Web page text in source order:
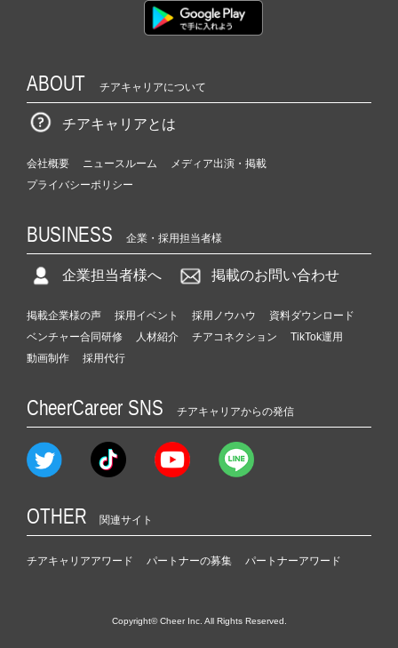
ABOUT チアキャリアについて
チアキャリアとは
会社概要 ニュースルーム
メディア出演・掲載
プライバシーポリシー
BUSINESS 企業・採用担当者様
企業担当者様へ 掲載のお問い合わせ
掲載企業様の声 採用イベント 採用ノウハウ
資料ダウンロード
ベンチャー合同研修
人材紹介 チアコネクション
TikTok運用
動画制作
採用代行
CheerCareer SNS チアキャリアからの発信
OTHER 関連サイト
チアキャリアアワード パートナーの募集 パートナーアワード
Copyright© Cheer Inc. All Rights Reserved.